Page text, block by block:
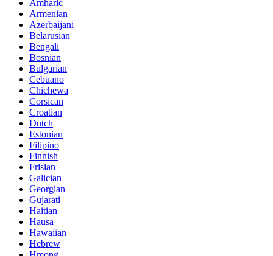
Amharic
Armenian
Azerbaijani
Belarusian
Bengali
Bosnian
Bulgarian
Cebuano
Chichewa
Corsican
Croatian
Dutch
Estonian
Filipino
Finnish
Frisian
Galician
Georgian
Gujarati
Haitian
Hausa
Hawaiian
Hebrew